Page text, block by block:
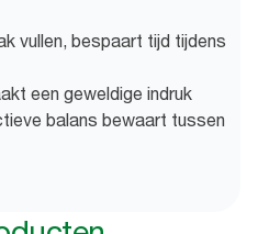
vullen, bespaart tijd tijdens
een geweldige indruk
balans bewaart tussen